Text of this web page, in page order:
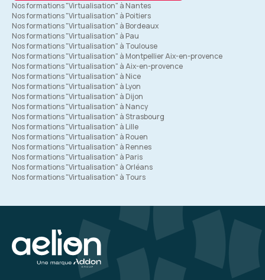
Nos formations "Virtualisation" à Nantes
Nos formations "Virtualisation" à Poitiers
Nos formations "Virtualisation" à Bordeaux
Nos formations "Virtualisation" à Pau
Nos formations "Virtualisation" à Toulouse
Nos formations "Virtualisation" à Montpellier Aix-en-provence
Nos formations "Virtualisation" à Aix-en-provence
Nos formations "Virtualisation" à Nice
Nos formations "Virtualisation" à Lyon
Nos formations "Virtualisation" à Dijon
Nos formations "Virtualisation" à Nancy
Nos formations "Virtualisation" à Strasbourg
Nos formations "Virtualisation" à Lille
Nos formations "Virtualisation" à Rouen
Nos formations "Virtualisation" à Rennes
Nos formations "Virtualisation" à Paris
Nos formations "Virtualisation" à Orléans
Nos formations "Virtualisation" à Tours